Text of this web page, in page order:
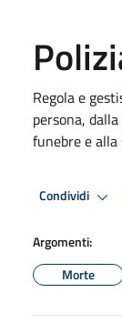
Regola e
persona,
funebre e
Condividi
Argomenti:
Morte